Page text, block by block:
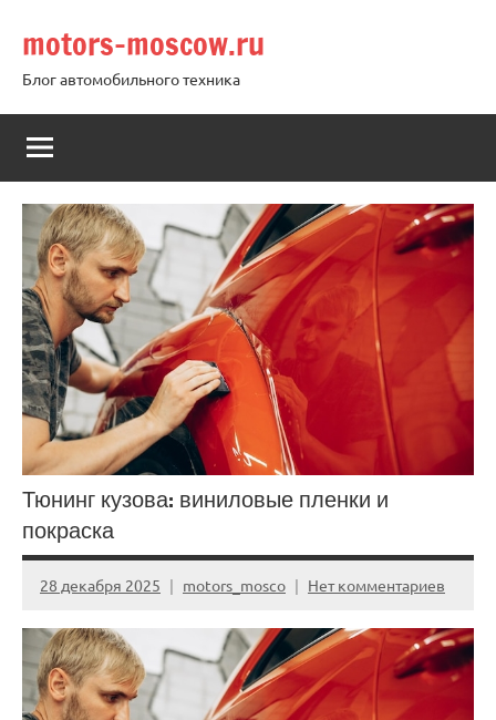
содержимому
motors-moscow.ru
Блог автомобильного техника
Тюнинг кузова: виниловые пленки и
покраска
28 декабря 2025 motors_mosco Нет комментариев